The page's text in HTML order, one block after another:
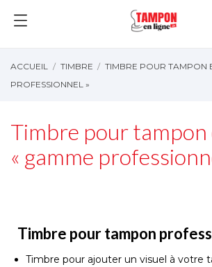
ACCUEIL TIMBRE
TIMBRE POUR TAMPON
PROFESSIONNEL »
Timbre pour
« gamme
Timbre pour tampon
Timbre pour ajouter un visuel à votre